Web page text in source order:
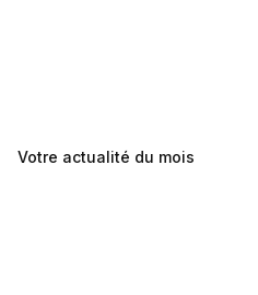
Votre actualité du mois